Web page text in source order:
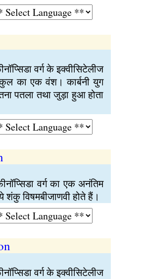
वर्ग के इक्वीसिटेलीज
का एक वंश। कार्बनी युग
पतला तथा जुड़ा हुआ होता
वर्ग का एक अनंतिम
शंकु विषमबीजाणवी होते हैं।
वर्ग के इक्वीसिटेलीज